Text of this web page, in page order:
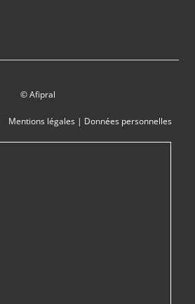
© Afipral
Mentions légales| Données personnelles